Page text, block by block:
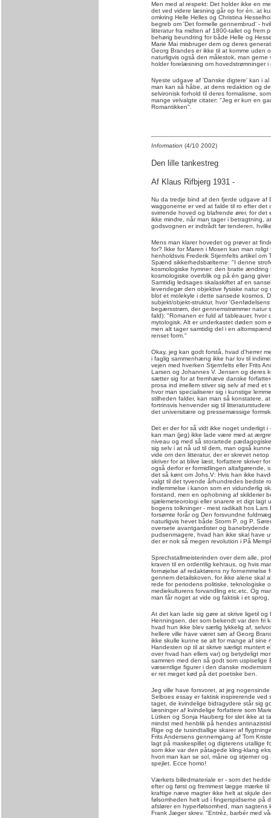
Men med al respekt: Det holder ikke en
det ved videre læsning går op for én, at
omkring Helle Helles og Christina
begreb om 'Det formelle gennembrud' -
litteratur fra midten af 1800-tallet og frem
behørig beundring for både Helle og
Marie Mai misbruger dem og deres
Georg Brandes er ikke til at komme uden
naturligvis også den målestok, man gerne
holder forelæsning om hovedstrømninger
Nyeste udgave af 'Danske digtere' kan i
man kan så håbe, at dens redaktion og
selvironisk forhold til deres formalisme,
mange velvalgte citater: "Jeg er kun en
Romantikken".
Information (4/10 2002)
Den lille tankestreg
Af Klaus Rifbjerg 1931 -
Nu da tredje bind af den fjerde udgave af
waggonerne er ved at falde til ro efter
svirrende hoved og blafrende ører, for
ikke mindre, når man tager i betragtning,
godsvognen er indtrådt før tenderen,
Mens man klarer hovedet og prøver at
for? Ikke for Maren i Mosen kan man
henholdsvis Frederik Stjernfelts artikel
Spænd sikkerhedsbælterne: "I denne
kosmologiske hymner: den bratte ændring
kosmologiske overblik og på én gang
Samtidig ledsages skalaskiftet af en
levendegør den objektive fysiske natur og
blot et molekyle i dette sansede kosmos.
subjekt/objekt-struktur, hvor
begærsstrøm, der gennemstrømmer natur
fald): "Romanen er fuld af tableauer, hvor
mytologisk. Alt er underkastet døden
men alt tager samtidig del i en
renset form."
Okay, jeg kan godt forstå, hvad d'herrer
i faglig sammenhæng ikke har lov til
vejen med hverken Stjernfelts eller Frits
Larsen og Johannes V. Jensen og deres
sætter sig for at fremhæve danske
prosa ind imellem stiver sig selv af med
hvor man specialiserer sig i kunstige
stilheden falder, kan man så konstatere,
fortrinsvis henvender sig til
det universitære og pressemæssige
Det er der for så vidt ikke noget underligt
kan man (jeg) ikke lade være med at
niveau og med så storartede
sig selv i at nå ud til dem, man også
vide om den litteratur, der er skrevet
skriver for at blive læst, forfattere skriver
også derfor er formidlingen altafgørende,
det så kønt om Johs.V: Hvis han ikke
valgt til det tyvende århundredes bedste
indlemmelse i kanon som en vidunderlig
forstand, men en ophobning af skilderier
sjælemeteorologi eller snarere et digt lagt
bogens tolkninger - mest radikalt hos
forsømte forår og Den forsvundne
naturligvis hevet både Storm P. og P.
oversete avantgardister og
pudsenmagere, hvad han ikke skal have
der er nok så megen revolution i På
Sprechstallmeisterinden over dem alle,
kraven til en ordentlig kehraus, og hvis
fornøjelse af redaktørens ny fornemmelse
gennem detailskoven, for ikke alene skal
rede for periodens politiske, teknologiske
mediekulturens forvandling etc.etc. Og
man får noget at vide og faktisk i et
At det kan lade sig gøre at skrive ligetil
Henningsen, der som bekendt var den fri
hvad hun ikke blev særlig lykkelig af,
hellere ville have været søn af Georg
ikke skulle kunne se alt for mange af sine
Handesten op til at skrive særligt muntert
over hvad han ellers var) og betydeligt
sammen med den så godt som
væsentlige figurer i den danske
er ret meget kød på det poetiske ben.
Jeg ville have forsvoret, at jeg
Selboes essay er faktisk inspirerende
taget, de kvindelige bidragydere står sig
læsninger af kvindelige forfattere som
Lütken og Sonja Hauberg for slet ikke at
mindst med henblik på hendes
Rige og de tusindtallige skarer af
Frits Andersens gennemgang af Tom
lagt på maskespillet og digterens utallige
som ikke var den påtagede kling-klang
hvori man kan se sol, måne og stjerner
spejlet. Ecce homo!
Værkets billedmateriale er - som det
efter og først og fremmest lægge mærke
kraftige næve magter ikke helt at skjule
følsomheden helt ud i fingerspidserne på
afslører en hyperfølsomhed, man
Frank Jæger skrev. "Entréz, barbér med